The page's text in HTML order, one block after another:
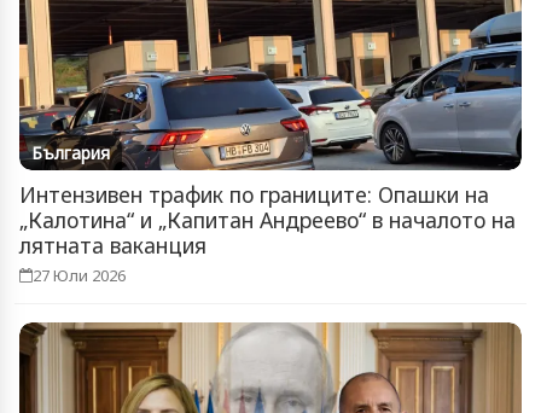
България
Интензивен трафик по границите: Опашки на
„Калотина“ и „Капитан Андреево“ в началото на
лятната ваканция
27 Юли 2026